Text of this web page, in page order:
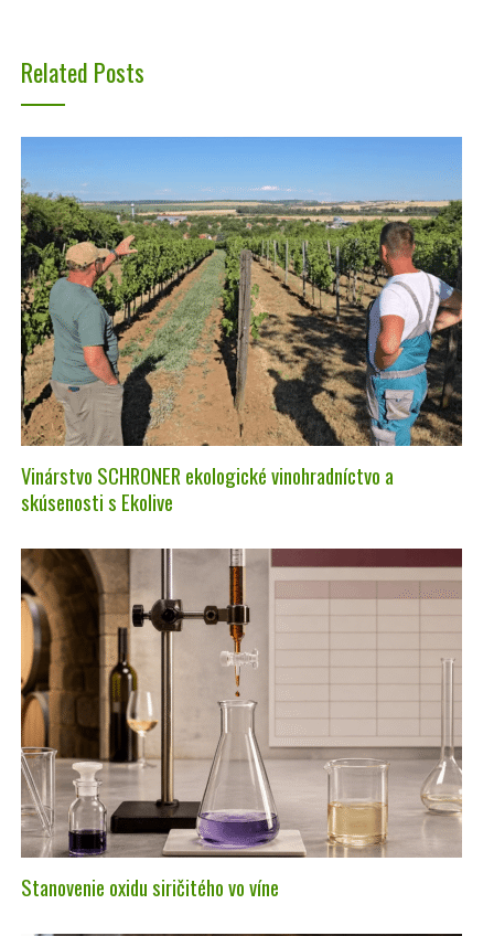
Related Posts
Vinárstvo SCHRONER ekologické vinohradníctvo a
skúsenosti s Ekolive
Stanovenie oxidu siričitého vo víne